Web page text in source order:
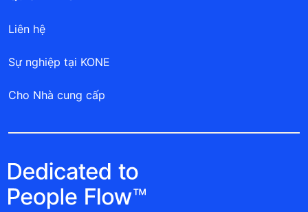
Liên hệ
Sự nghiệp tại KONE
Cho Nhà cung cấp